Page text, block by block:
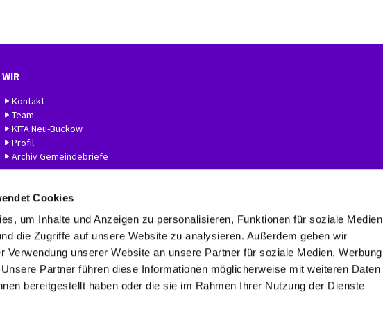
Cookies
um Inhalte und Anzeigen zu personalisieren, Funktionen für soziale Medien
die Zugriffe auf unsere Website zu analysieren. Außerdem geben wir
Verwendung unserer Website an unsere Partner für soziale Medien, Werbung
Partner führen diese Informationen möglicherweise mit weiteren Daten
bereitgestellt haben oder die sie im Rahmen Ihrer Nutzung der Dienste
WIR
Kontakt
Team
KITA Neu-Buckow
Profil
Archiv Gemeindebriefe
Kontaktinformationen Impressum Erklärung zur Barrierefreiheit